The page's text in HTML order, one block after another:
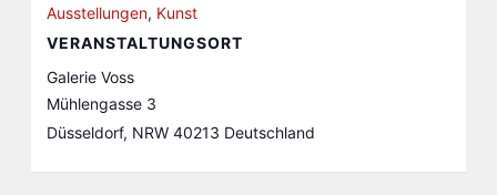
Ausstellungen, Kunst
VERANSTALTUNGSORT
Galerie Voss
Mühlengasse 3
Düsseldorf, NRW 40213 Deutschland